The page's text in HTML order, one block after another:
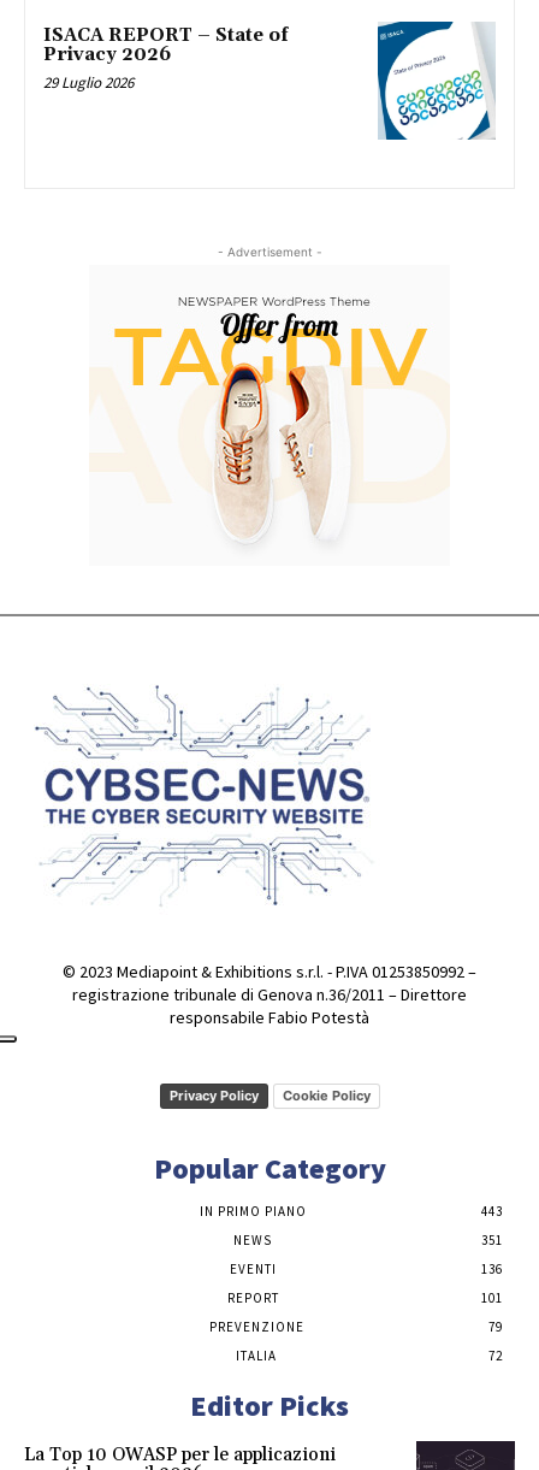
ISACA REPORT – State of
Privacy 2026
29 Luglio 2026
- Advertisement -
© 2023 Mediapoint & Exhibitions s.r.l. - P.IVA 01253850992 –
registrazione tribunale di Genova n.36/2011 – Direttore
responsabile Fabio Potestà
Privacy Policy Cookie Policy
Popular Category
IN PRIMO PIANO
443
NEWS
351
EVENTI
136
REPORT
101
PREVENZIONE
79
ITALIA
72
Editor Picks
La Top 10 OWASP per le applicazioni